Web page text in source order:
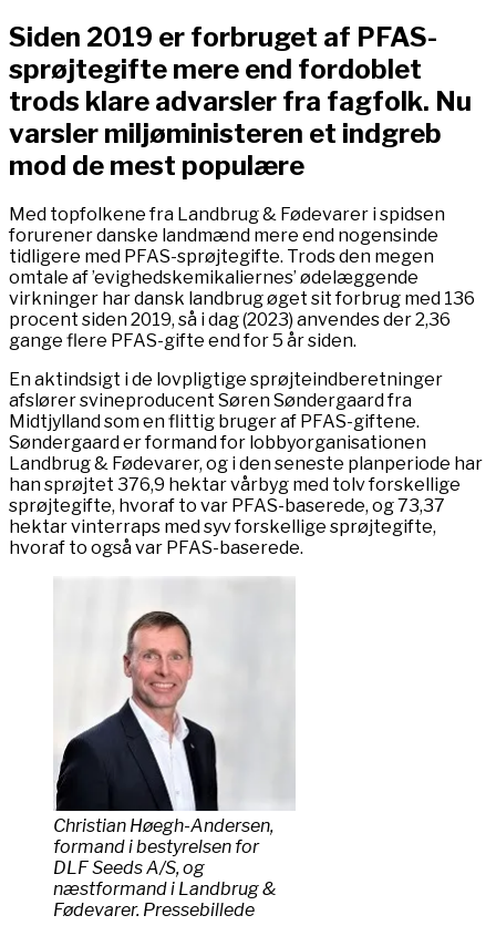
Siden 2019 er forbruget af PFAS-
sprøjtegifte mere end fordoblet
trods klare advarsler fra fagfolk. Nu
varsler miljøministeren et indgreb
mod de mest populære
Med topfolkene fra Landbrug & Fødevarer i spidsen
forurener danske landmænd mere end nogensinde
tidligere med PFAS-sprøjtegifte. Trods den megen
omtale af ’evighedskemikaliernes’ ødelæggende
virkninger har dansk landbrug øget sit forbrug med 136
procent siden 2019, så i dag (2023) anvendes der 2,36
gange flere PFAS-gifte end for 5 år siden.
En aktindsigt i de lovpligtige sprøjteindberetninger
afslører svineproducent Søren Søndergaard fra
Midtjylland som en flittig bruger af PFAS-giftene.
Søndergaard er formand for lobbyorganisationen
Landbrug & Fødevarer, og i den seneste planperiode har
han sprøjtet 376,9 hektar vårbyg med tolv forskellige
sprøjtegifte, hvoraf to var PFAS-baserede, og 73,37
hektar vinterraps med syv forskellige sprøjtegifte,
hvoraf to også var PFAS-baserede.
Christian Høegh-Andersen,
formand i bestyrelsen for
DLF Seeds A/S, og
næstformand i Landbrug &
Fødevarer. Pressebillede